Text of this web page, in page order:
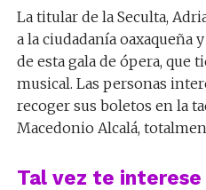
La titular de la Seculta,
a la ciudadanía oaxaqueña
de esta gala de ópera, que
musical. Las personas
recoger sus boletos en la
Macedonio Alcalá,
Tal vez te